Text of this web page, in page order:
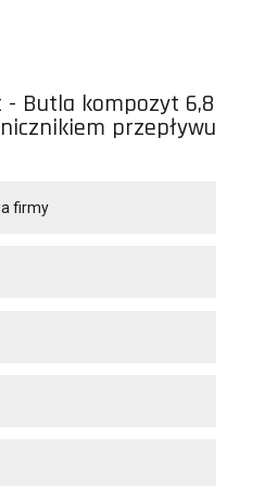
Butla kompozyt 6,8
przepływu